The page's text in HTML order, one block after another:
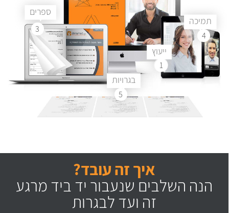
ייעוץ
1
ספרים
3
תמיכה
4
בגרויות
5
איך זה עובד?
הנה השלבים שנעבור יד ביד מרגע
זה ועד לבגרות